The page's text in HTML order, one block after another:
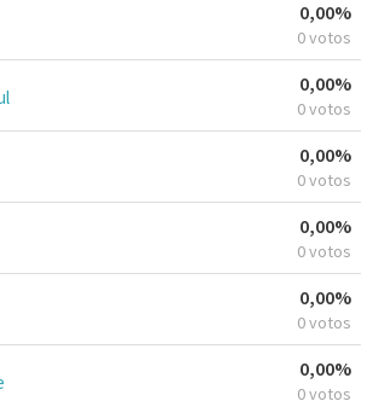
0,00%
0 votos
0,00%
0 votos
0,00%
0 votos
0,00%
0 votos
0,00%
0 votos
0,00%
0 votos